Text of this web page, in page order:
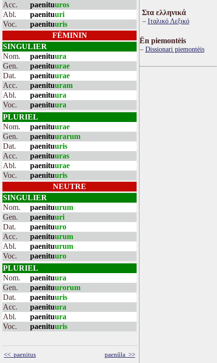
Acc.
paenituuros
Abl.
paenituuri
Voc.
paenituuris
FÉMININ
SINGULIER
Nom.
paenituura
Gen.
paenituurae
Dat.
paenituurae
Acc.
paenituuram
Abl.
paenituura
Voc.
paenituura
PLURIEL
Nom.
paenituurae
Gen.
paenituurarum
Dat.
paenituuris
Acc.
paenituuras
Abl.
paenituurae
Voc.
paenituuris
NEUTRE
SINGULIER
Nom.
paenituurum
Gen.
paenituuri
Dat.
paenituuro
Acc.
paenituurum
Abl.
paenituurum
Voc.
paenituuro
PLURIEL
Nom.
paenituura
Gen.
paenituurorum
Dat.
paenituuris
Acc.
paenituura
Abl.
paenituura
Voc.
paenituuris
<< paenitus paenŭla >>
Στα ελληνικά
Ιταλικό Λεξικό
Ën piemontèis
Dissionari piemontèis